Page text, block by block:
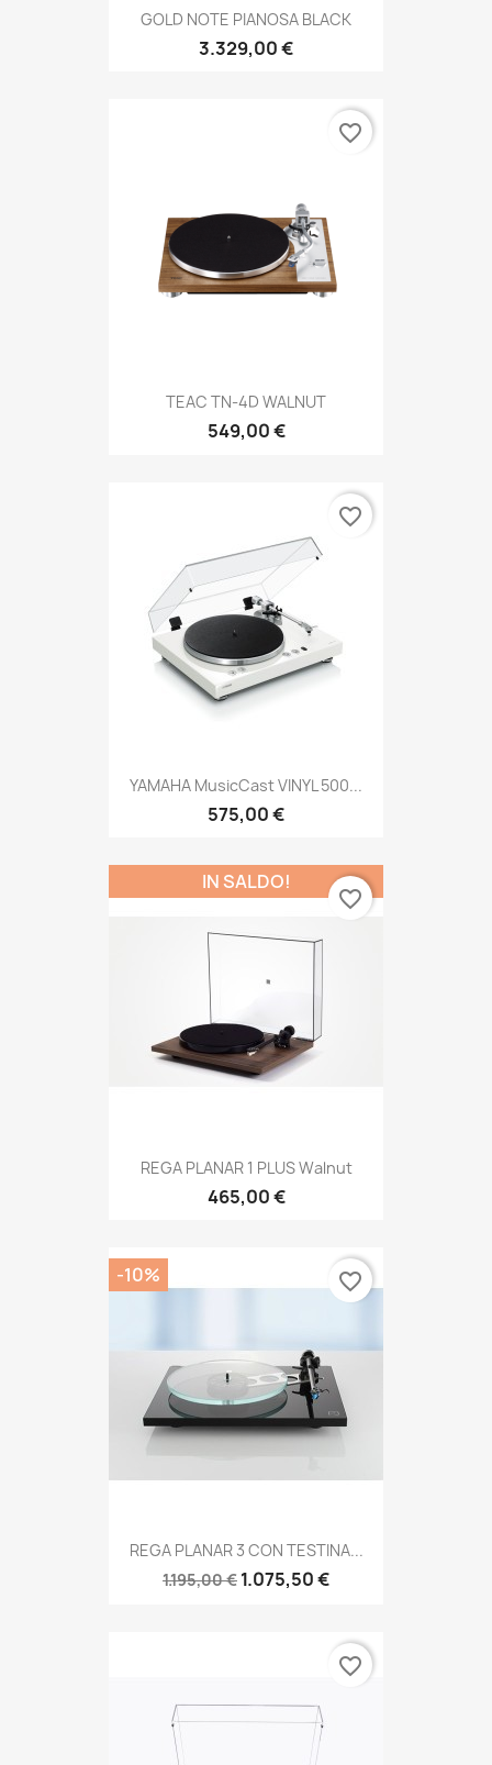
GOLD NOTE PIANOSA BLACK
3.329,00 €
TEAC TN-4D WALNUT
549,00 €
favorite_border
YAMAHA MusicCast VINYL 500...
575,00 €
favorite_border
REGA PLANAR 1 PLUS Walnut
465,00 €
IN SALDO!
favorite_border
REGA PLANAR 3 CON TESTINA...
1.195,00 € 1.075,50 €
-10% favorite_border
favorite_border